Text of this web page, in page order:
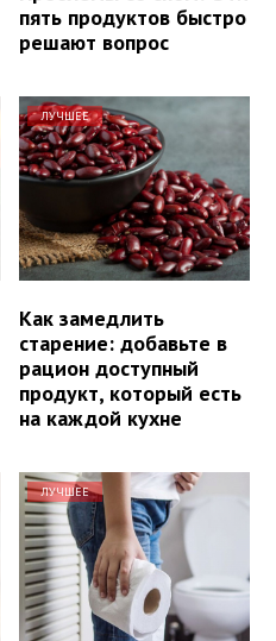
пять продуктов быстро
решают вопрос
ЛУЧШЕЕ
Как замедлить
старение: добавьте в
рацион доступный
продукт, который есть
на каждой кухне
ЛУЧШЕЕ